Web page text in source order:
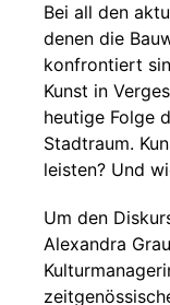
Bei all den
denen die
konfrontiert
Kunst in
heutige Folge
Stadtraum.
leisten? Und
Um den
Alexandra